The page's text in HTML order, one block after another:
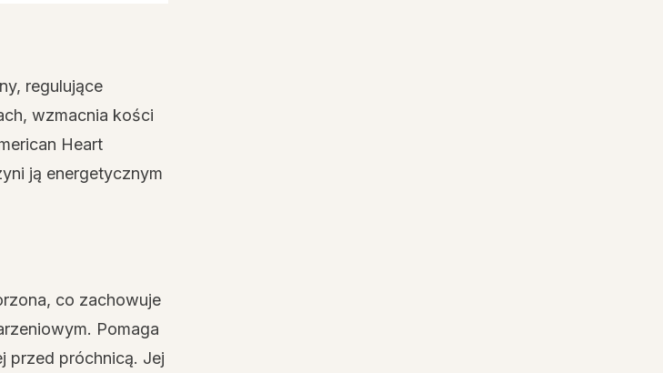
regulujące
wzmacnia kości
Heart
ją energetycznym
co zachowuje
Pomaga
przed próchnicą. Jej